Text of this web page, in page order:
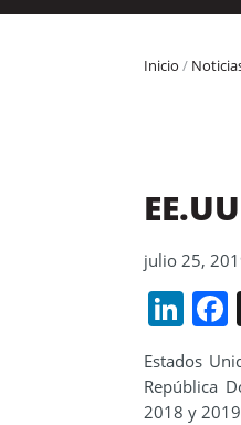
Inicio /
julio 25,
Estados
República
2018 y